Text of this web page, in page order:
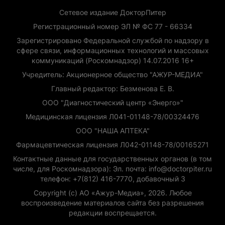
Сетевое издание ДокторПитер
Регистрационный номер ЭЛ № ФС 77 - 66334
Зарегистрировано Федеральной службой по надзору в
сфере связи, информационных технологий и массовых
коммуникаций (Роскомнадзор) 14.07.2016 16+
Учредитель: Акционерное общество "АЖУР-МЕДИА"
Главный редактор: Безменова Е. В.
ООО "Диагностический центр «Энерго»"
Медицинская лицензия Л041-01148-78/00324476
ООО "НАША АПТЕКА"
Фармацевтическая лицензия Л042-01148-78/00165271
Контактные данные для государственных органов (в том
числе, для Роскомнадзора): Эл. почта: info@doctorpiter.ru
телефон: +7(812) 416-7770, добавочный 3
Copyright (с) АО «Ажур-Медиа», 2026. Любое
воспроизведение материалов сайта без разрешения
редакции воспрещается.